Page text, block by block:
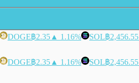
DOGE฿2.35 ▲ 1.16% SOL฿2,456.55
DOGE฿2.35 ▲ 1.16% SOL฿2,456.55